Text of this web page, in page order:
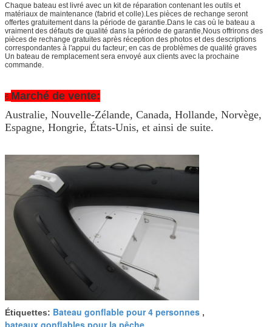
Chaque bateau est livré avec un kit de réparation contenant les outils et
matériaux de maintenance (fabrid et colle).Les pièces de rechange seront
offertes gratuitement dans la période de garantie.Dans le cas où le bateau a
vraiment des défauts de qualité dans la période de garantie,Nous offrirons des
pièces de rechange gratuites après réception des photos et des descriptions
correspondantes à l'appui du facteur; en cas de problèmes de qualité graves
Un bateau de remplacement sera envoyé aux clients avec la prochaine
commande.
6.Marché de vente:
Australie, Nouvelle-Zélande, Canada, Hollande, Norvège,
Espagne, Hongrie, États-Unis, et ainsi de suite.
Étiquettes: Bateau gonflable pour 4 personnes ,
bateaux gonflables pour la pêche